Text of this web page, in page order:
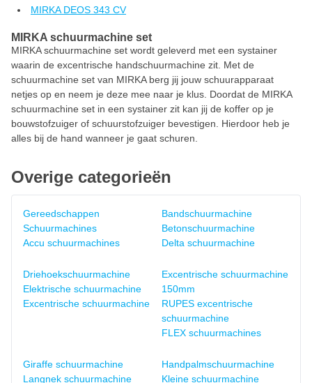
MIRKA DEOS 343 CV
MIRKA schuurmachine set
MIRKA schuurmachine set wordt geleverd met een systainer
waarin de excentrische handschuurmachine zit. Met de
schuurmachine set van MIRKA berg jij jouw schuurapparaat
netjes op en neem je deze mee naar je klus. Doordat de MIRKA
schuurmachine set in een systainer zit kan jij de koffer op je
bouwstofzuiger of schuurstofzuiger bevestigen. Hierdoor heb je
alles bij de hand wanneer je gaat schuren.
Overige categorieën
Gereedschappen
Schuurmachines
Accu schuurmachines
Bandschuurmachine
Betonschuurmachine
Delta schuurmachine
Driehoekschuurmachine
Elektrische schuurmachine
Excentrische schuurmachine
Excentrische schuurmachine
150mm
RUPES excentrische
schuurmachine
FLEX schuurmachines
Giraffe schuurmachine
Langnek schuurmachine
Handpalmschuurmachine
Kleine schuurmachine